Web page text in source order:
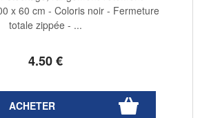
4.50€
x 60 cm - Coloris noir - Fermeture
totale zippée - ...